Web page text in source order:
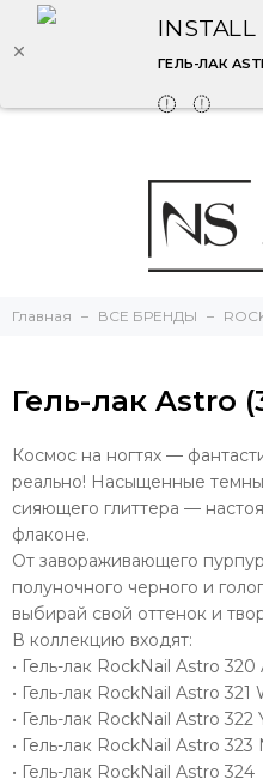
INSTALL
ГЕЛЬ-ЛАК
Главная ВСЕ БРЕНДЫ
Гель-лак Astro
Космос на ногтях —
реально! Насыщенные
сияющего глиттера —
флаконе.
От завораживающего
полуночного черного и
выбирай свой оттенок и
В коллекцию входят:
• Гель-лак RockNail Astro
• Гель-лак RockNail Astro
• Гель-лак RockNail Astro
• Гель-лак RockNail Astro
• Гель-лак RockNail Astro